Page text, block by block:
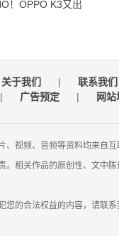
！OPPO K3又出
关于我们 | 联系我们
| 广告预定 | 网站
、视频、音频等资料均来自
。相关作品的原创性、文中
您的合法权益的内容，请联